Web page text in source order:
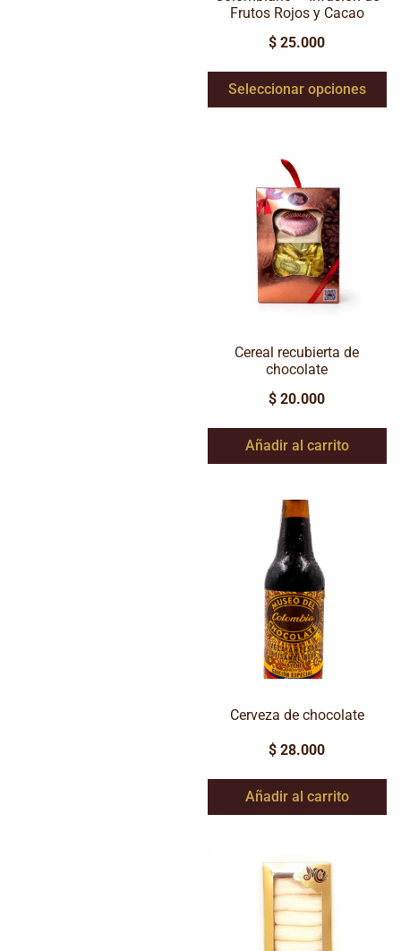
Frutos Rojos y Cacao
$ 25.000
Seleccionar opciones
Cereal recubierta de
chocolate
$ 20.000
Añadir al carrito
Cerveza de chocolate
$ 28.000
Añadir al carrito